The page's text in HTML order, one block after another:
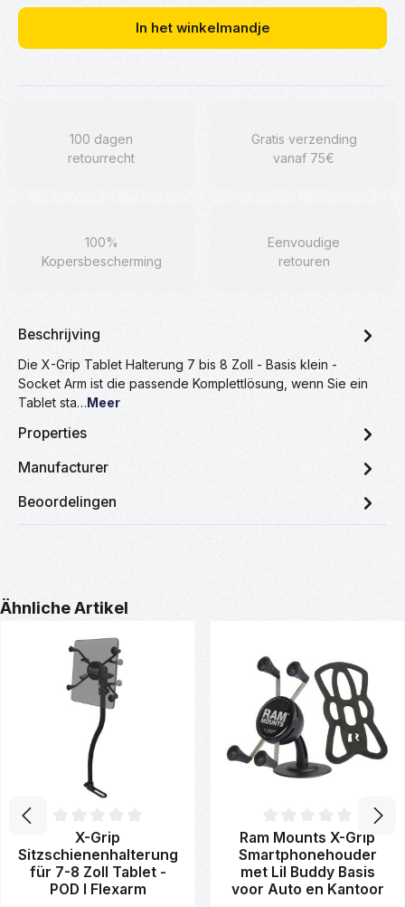
In het winkelmandje
100 dagen
retourrecht
Gratis verzending
vanaf 75€
100%
Kopersbescherming
Eenvoudige
retouren
Beschrijving
Die X-Grip Tablet Halterung 7 bis 8 Zoll - Basis klein -
Socket Arm ist die passende Komplettlösung, wenn Sie ein
Tablet sta…Meer
Properties
Manufacturer
Beoordelingen
Productgalerij overslaan
Ähnliche Artikel
Gemiddelde waardering van 0 van 5 sterren
X-Grip
Sitzschienenhalterung
für 7-8 Zoll Tablet -
POD I Flexarm
Gemiddelde waardering van
Ram Mounts X-Grip
Smartphonehouder
met Lil Buddy Basis
voor Auto en Kantoor